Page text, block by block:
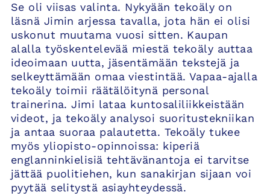
Se oli viisas valinta. Nykyään tekoäly on
läsnä Jimin arjessa tavalla, jota hän ei olisi
uskonut muutama vuosi sitten. Kaupan
alalla työskentelevää miestä tekoäly auttaa
ideoimaan uutta, jäsentämään tekstejä ja
selkeyttämään omaa viestintää. Vapaa-ajalla
tekoäly toimii räätälöitynä personal
trainerina. Jimi lataa kuntosaliliikkeistään
videot, ja tekoäly analysoi suoritustekniikan
ja antaa suoraa palautetta. Tekoäly tukee
myös yliopisto-opinnoissa: kiperiä
englanninkielisiä tehtävänantoja ei tarvitse
jättää puolitiehen, kun sanakirjan sijaan voi
pyytää selitystä asiayhteydessä.